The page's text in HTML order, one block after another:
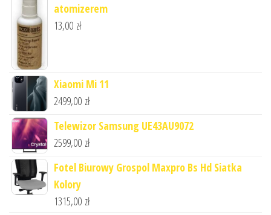
atomizerem
13,00 zł
Xiaomi Mi 11
2499,00 zł
Telewizor Samsung UE43AU9072
2599,00 zł
Fotel Biurowy Grospol Maxpro Bs Hd Siatka
Kolory
1315,00 zł